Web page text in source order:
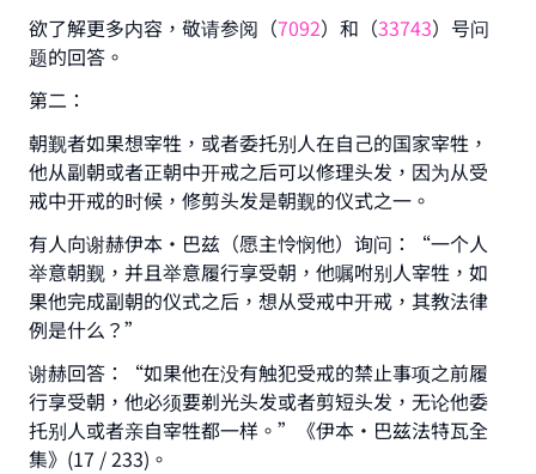
欲了解更多内容，敬请参阅（7092）和（33743）号问
题的回答。
第二：
朝觐者如果想宰牲，或者委托别人在自己的国家宰牲，
他从副朝或者正朝中开戒之后可以修理头发，因为从受
戒中开戒的时候，修剪头发是朝觐的仪式之一。
有人向谢赫伊本·巴兹（愿主怜悯他）询问：“一个人
举意朝觐，并且举意履行享受朝，他嘱咐别人宰牲，如
果他完成副朝的仪式之后，想从受戒中开戒，其教法律
例是什么？”
谢赫回答：“如果他在没有触犯受戒的禁止事项之前履
行享受朝，他必须要剃光头发或者剪短头发，无论他委
托别人或者亲自宰牲都一样。”《伊本·巴兹法特瓦全
集》(17 / 233)。
Make an impact on millions of lives
with your contribution today
The Prophet (ﷺ) said:
"A person who leads others to doing what is
good will earn the same reward as those who
(MUSLIM, 1893)